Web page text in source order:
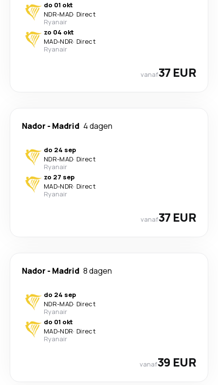
do 01 okt
NDR-MAD· Direct
Ryanair
zo 04 okt
MAD-NDR· Direct
Ryanair
vanaf37 EUR
Nador - Madrid 4 dagen
do 24 sep
NDR-MAD· Direct
Ryanair
zo 27 sep
MAD-NDR· Direct
Ryanair
vanaf37 EUR
Nador - Madrid 8 dagen
do 24 sep
NDR-MAD· Direct
Ryanair
do 01 okt
MAD-NDR· Direct
Ryanair
vanaf39 EUR